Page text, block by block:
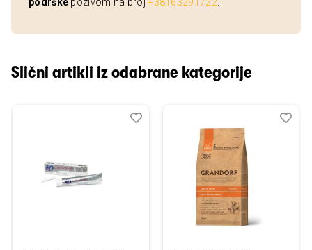
Slični artikli iz odabrane kategorije
Dodaj
Uporedi